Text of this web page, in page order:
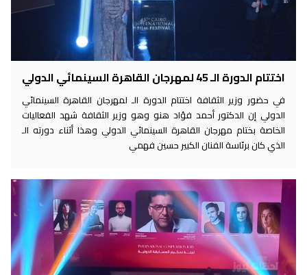
اختتام الدورة الـ 45 لمهرجان القاهرة السينمائي الدولي
في حضور وزير الثقافة اختتام الدورة الـ لمهرجان القاهرة السينمائي
الدولي إن الدكتور أحمد فؤاد هنو وهو وزير الثقافة شهد الفعاليات
الخاصة بختام مهرجان القاهرة السينمائي الدولي وهذا أثناء دورته الـ
الذي كان برئاسة الفنان الكبير حسين فهمي